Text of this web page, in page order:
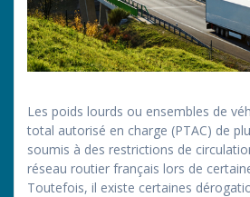
Les poids lourds ou ensembles de
total autorisé en charge (PTAC) de
soumis à des restrictions de
réseau routier français lors de
Toutefois, il existe certaines